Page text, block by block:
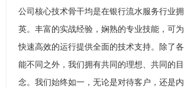
公司核心技术骨干均是在银行流水服务行业
英。丰富的实战经验，娴熟的专业技能，可
快速高效的运行提供全面的技术支持。除了
能不同之外，我们拥有共同的理想、共同的
念。我们始终如一，无论是对待客户，还是